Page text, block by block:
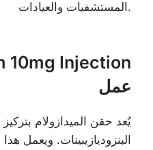
المستشفيات والعيادات.
عمل
البنزوديازيبينات. ويعمل